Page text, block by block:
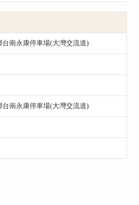
台南永康停車場(大灣交流道)
台南永康停車場(大灣交流道)